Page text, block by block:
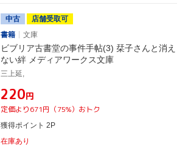
中古
店舗受取可
書籍
文庫
ビブリア古書堂の事件手帖(3) 栞子さんと消え
ない絆 メディアワークス文庫
三上延,
¥220円
定価より671円（75%）おトク
獲得ポイント 2P
在庫あり